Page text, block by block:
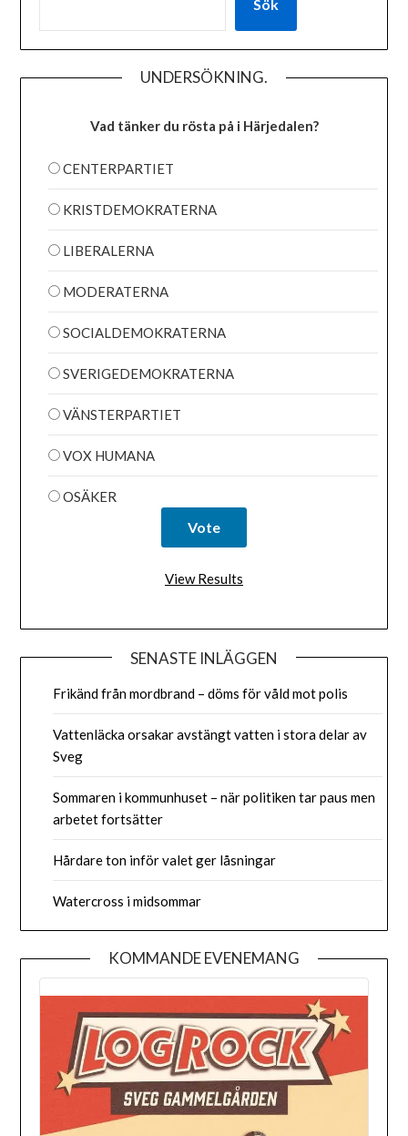
Sök
UNDERSÖKNING.
Vad tänker du rösta på i Härjedalen?
CENTERPARTIET
KRISTDEMOKRATERNA
LIBERALERNA
MODERATERNA
SOCIALDEMOKRATERNA
SVERIGEDEMOKRATERNA
VÄNSTERPARTIET
VOX HUMANA
OSÄKER
View Results
SENASTE INLÄGGEN
Frikänd från mordbrand – döms för våld mot polis
Vattenläcka orsakar avstängt vatten i stora delar av
Sveg
Sommaren i kommunhuset – när politiken tar paus men
arbetet fortsätter
Hårdare ton inför valet ger låsningar
Watercross i midsommar
KOMMANDE EVENEMANG